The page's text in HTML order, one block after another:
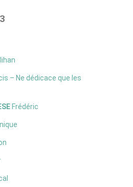
– Ne dédicace que les
Frédéric